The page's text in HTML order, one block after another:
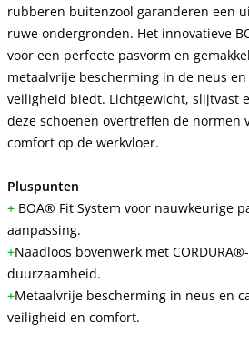
rubberen buitenzool garanderen een
ruwe ondergronden. Het innovatieve
voor een perfecte pasvorm en
metaalvrije bescherming in de neus
veiligheid biedt. Lichtgewicht, slijtvast
deze schoenen overtreffen de normen
comfort op de werkvloer.
Pluspunten
+ BOA® Fit System voor nauwkeurige
aanpassing.
+Naadloos bovenwerk met
duurzaamheid.
+Metaalvrije bescherming in neus en
veiligheid en comfort.